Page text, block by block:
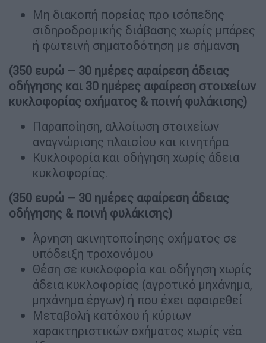
Μη διακοπή πορείας προ ισόπεδης
σιδηροδρομικής διάβασης χωρίς μπάρες
ή φωτεινή σηματοδότηση με σήμανση
(350 ευρώ – 30 ημέρες αφαίρεση άδειας
οδήγησης και 30 ημέρες αφαίρεση στοιχείων
κυκλοφορίας οχήματος & ποινή φυλάκισης)
Παραποίηση, αλλοίωση στοιχείων
αναγνώρισης πλαισίου και κινητήρα
Κυκλοφορία και οδήγηση χωρίς άδεια
κυκλοφορίας.
(350 ευρώ – 30 ημέρες αφαίρεση άδειας
οδήγησης & ποινή φυλάκισης)
Άρνηση ακινητοποίησης οχήματος σε
υπόδειξη τροχονόμου
Θέση σε κυκλοφορία και οδήγηση χωρίς
άδεια κυκλοφορίας (αγροτικό μηχάνημα,
μηχάνημα έργων) ή που έχει αφαιρεθεί
Μεταβολή κατόχου ή κύριων
χαρακτηριστικών οχήματος χωρίς νέα